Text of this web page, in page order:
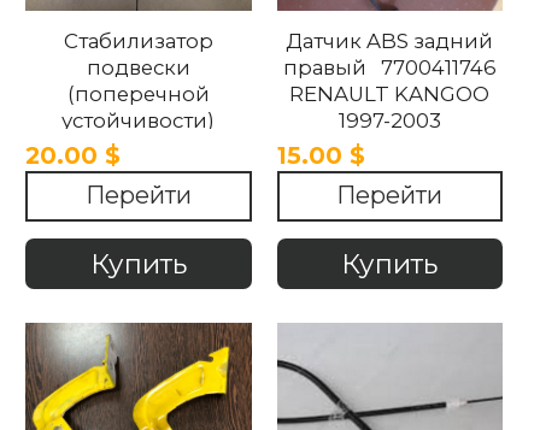
Стабилизатор
подвески
(поперечной
устойчивости)
7700309892
7700681260 Renault
Kangoo 1997-2003
20.00 $
Перейти
Купить
Датчик ABS задний
правый 7700411746
RENAULT KANGOO
1997-2003
15.00 $
Перейти
Купить